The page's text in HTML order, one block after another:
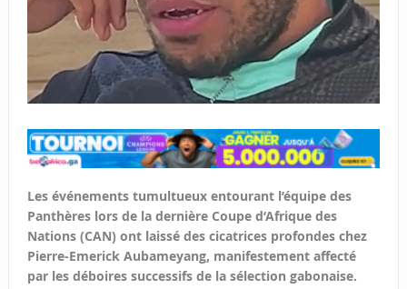
Les événements tumultueux entourant l’équipe des
Panthères lors de la dernière Coupe d’Afrique des
Nations (CAN) ont laissé des cicatrices profondes chez
Pierre-Emerick Aubameyang, manifestement affecté
par les déboires successifs de la sélection gabonaise.